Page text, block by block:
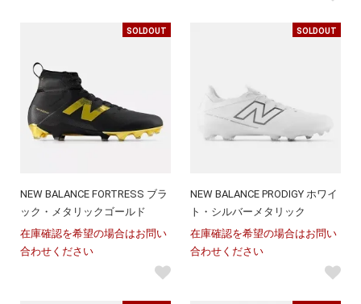
SOLDOUT
NEW BALANCE FORTRESS ブラ
ック・メタリックゴールド
在庫確認を希望の場合はお問い
合わせください
SOLDOUT
NEW BALANCE PRODIGY ホワイ
ト・シルバーメタリック
在庫確認を希望の場合はお問い
合わせください